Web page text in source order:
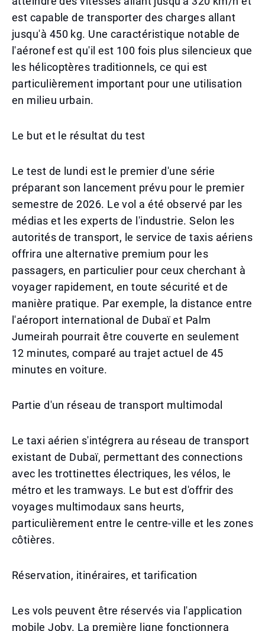
est capable de transporter des charges allant
jusqu'à 450 kg. Une caractéristique notable de
l'aéronef est qu'il est 100 fois plus silencieux que
les hélicoptères traditionnels, ce qui est
particulièrement important pour une utilisation
en milieu urbain.
Le but et le résultat du test
Le test de lundi est le premier d'une série
préparant son lancement prévu pour le premier
semestre de 2026. Le vol a été observé par les
médias et les experts de l'industrie. Selon les
autorités de transport, le service de taxis aériens
offrira une alternative premium pour les
passagers, en particulier pour ceux cherchant à
voyager rapidement, en toute sécurité et de
manière pratique. Par exemple, la distance entre
l'aéroport international de Dubaï et Palm
Jumeirah pourrait être couverte en seulement
12 minutes, comparé au trajet actuel de 45
minutes en voiture.
Partie d'un réseau de transport multimodal
Le taxi aérien s'intégrera au réseau de transport
existant de Dubaï, permettant des connections
avec les trottinettes électriques, les vélos, le
métro et les tramways. Le but est d'offrir des
voyages multimodaux sans heurts,
particulièrement entre le centre-ville et les zones
côtières.
Réservation, itinéraires, et tarification
Les vols peuvent être réservés via l'application
mobile Joby. La première ligne fonctionnera